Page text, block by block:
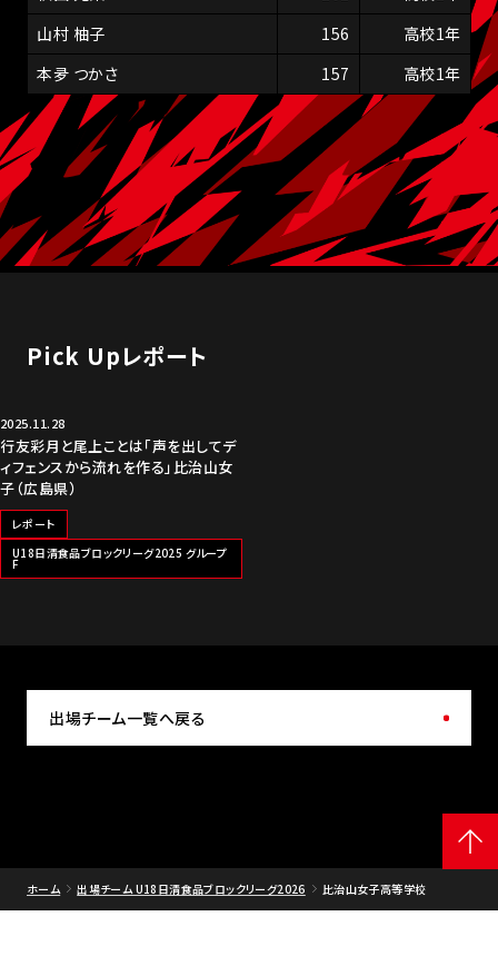
山村 柚子
156
高校1年
本夛 つかさ
157 高校1年
Pick Upレポート
2025.11.28
行友彩月と尾上ことは「声を出してデ
ィフェンスから流れを作る」比治山女
子（広島県）
レポート
U18日清食品ブロックリーグ2025 グループ
F
出場チーム一覧へ戻る
ホーム 出場チーム U18日清食品ブロックリーグ2026 比治山女子高等学校